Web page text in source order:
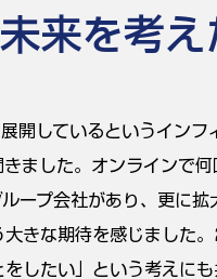
来を考え
開しているというインフ
ました。オンラインで
ープ会社があり、更に
きな期待を感じました
したい」という考えに